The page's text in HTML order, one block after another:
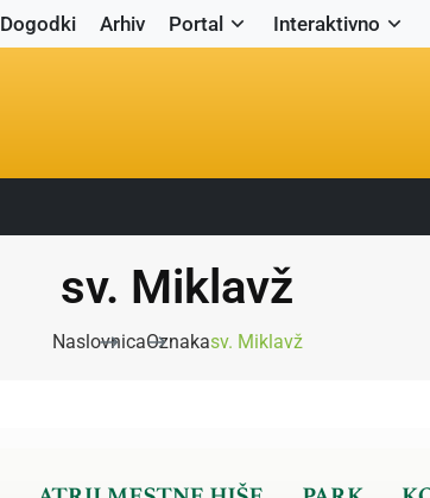
Dogodki Arhiv Portal Interaktivno
sv. Miklavž
NaslovnicaOznakasv. Miklavž